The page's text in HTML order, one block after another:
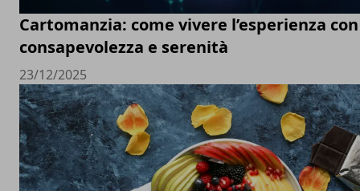
Cartomanzia: come vivere l’esperienza con
consapevolezza e serenità
23/12/2025